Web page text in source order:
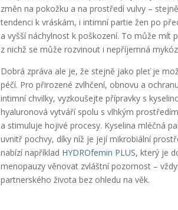
změn na pokožku a na prostředí vulvy –
tendenci k vráskám, i intimní partie žen po
a vyšší náchylnost k poškození. To může mít
z nichž se může rozvinout i nepříjemná
Dobrá zpráva ale je, že stejně jako pleť je
péčí. Pro přirozené zvlhčení, obnovu a
intimní chvilky, vyzkoušejte přípravky s
hyaluronová vytváří spolu s vlhkým
a stimuluje hojivé procesy. Kyselina mléčná
uvnitř pochvy, díky níž je její mikrobiální
nabízí například HYDROfemin PLUS, který je
menopauzy věnovat zvláštní pozornost –
partnerského života bez ohledu na věk.